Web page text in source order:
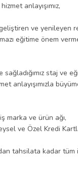
anlayışımız,
ve yenileyen
eğitime önem
staj ve
anlayışımızla
marka ve ürün ağı,
ve Özel Kredi
tahsilata kadar